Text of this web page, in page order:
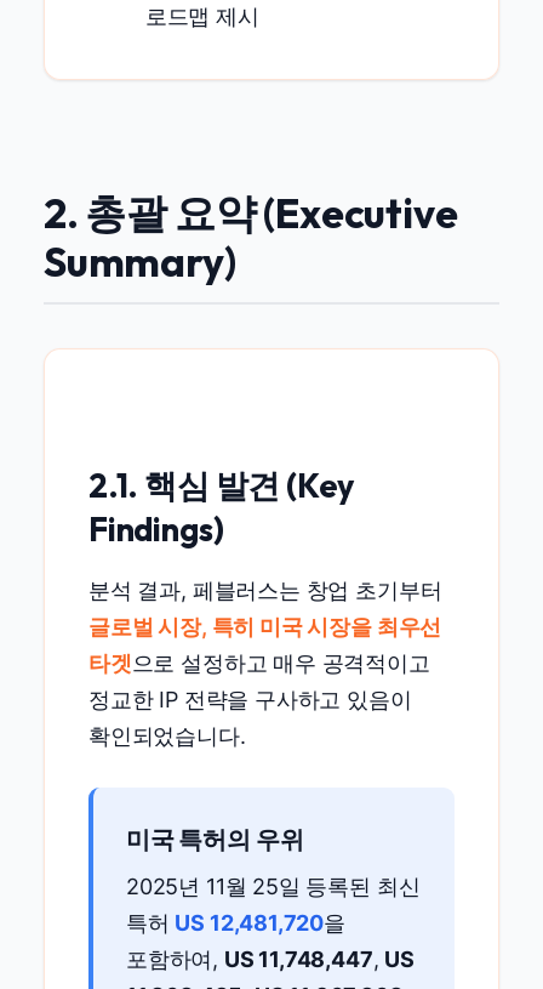
로드맵 제시
2. 총괄 요약 (Executive
Summary)
2.1. 핵심 발견 (Key
Findings)
분석 결과, 페블러스는 창업 초기부터
글로벌 시장, 특히 미국 시장을 최우선
타겟 으로 설정하고 매우 공격적이고
정교한 IP 전략을 구사하고 있음이
확인되었습니다.
미국 특허의 우위
2025년 11월 25일 등록된 최신
특허 US 12,481,720을
포함하여, US 11,748,447, US